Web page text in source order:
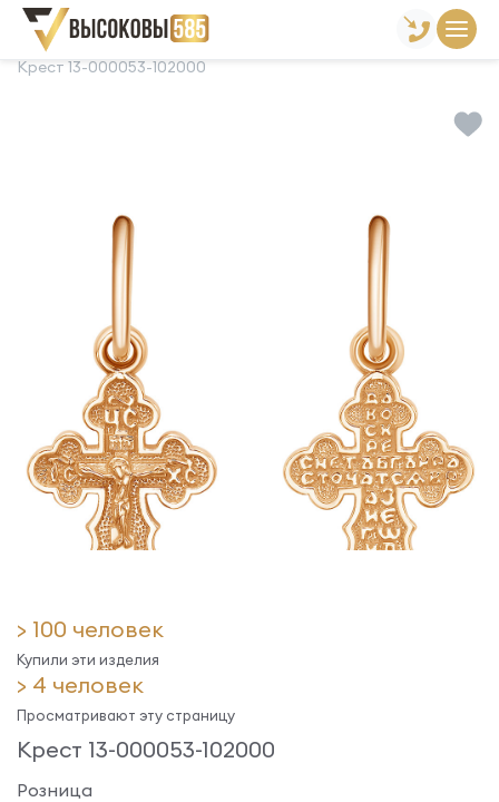
Главная Склад готовой продукции
Крест 13-000053-102000
> 100 человек
Купили эти изделия
> 4 человек
Просматривают эту страницу
Крест 13-000053-102000
Розница